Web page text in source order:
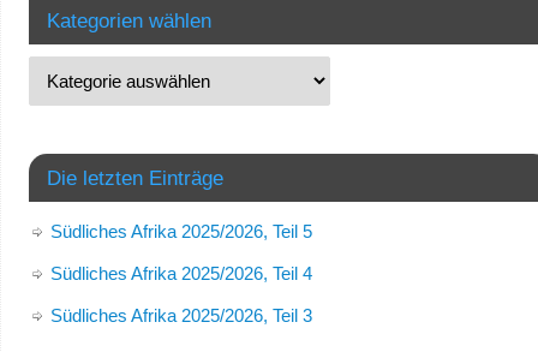
Kategorien wählen
Die letzten Einträge
Südliches Afrika 2025/2026, Teil 5
Südliches Afrika 2025/2026, Teil 4
Südliches Afrika 2025/2026, Teil 3